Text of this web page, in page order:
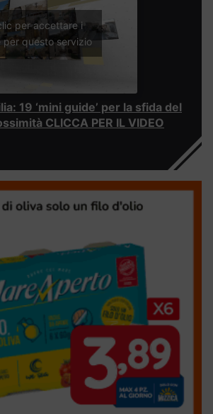
per accettare i
per questo servizio
19 ‘mini guide’ per la sfida del
CLICCA PER IL VIDEO